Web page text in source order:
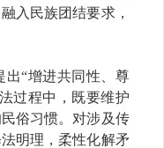
入民族团结要求，
出“增进共同性、尊
过程中，既要维护
俗习惯。对涉及传
明理，柔性化解矛